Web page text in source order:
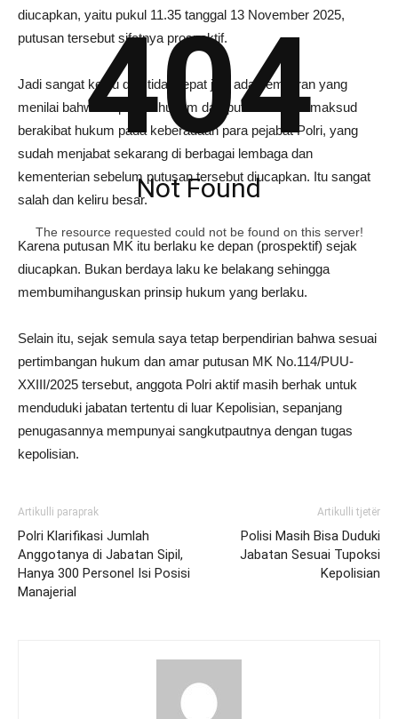
diucapkan, yaitu pukul 11.35 tanggal 13 November 2025,
putusan tersebut sifatnya prospektif.
Jadi sangat keliru dan tidak tepat jika ada pemikiran yang
menilai bahwa implikasi hukum dari putusan MK dimaksud
berakibat hukum pada keberadaan para pejabat Polri, yang
sudah menjabat sekarang di berbagai lembaga dan
kementerian sebelum putusan tersebut diucapkan. Itu sangat
salah dan keliru besar.
Karena putusan MK itu berlaku ke depan (prospektif) sejak
diucapkan. Bukan berdaya laku ke belakang sehingga
membumihanguskan prinsip hukum yang berlaku.
Selain itu, sejak semula saya tetap berpendirian bahwa sesuai
pertimbangan hukum dan amar putusan MK No.114/PUU-
XXIII/2025 tersebut, anggota Polri aktif masih berhak untuk
menduduki jabatan tertentu di luar Kepolisian, sepanjang
penugasannya mempunyai sangkutpautnya dengan tugas
kepolisian.
Artikulli paraprak
Polri Klarifikasi Jumlah
Anggotanya di Jabatan Sipil,
Hanya 300 Personel Isi Posisi
Manajerial
Artikulli tjetër
Polisi Masih Bisa Duduki
Jabatan Sesuai Tupoksi
Kepolisian
404
Not Found
The resource requested could not be found on this server!